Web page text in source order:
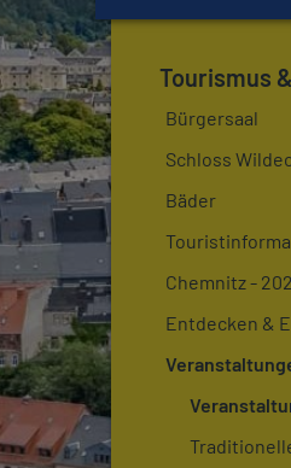
Tourismus
Bürgersaal
Schloss
Bäder
Chemnitz -
Entdecken &